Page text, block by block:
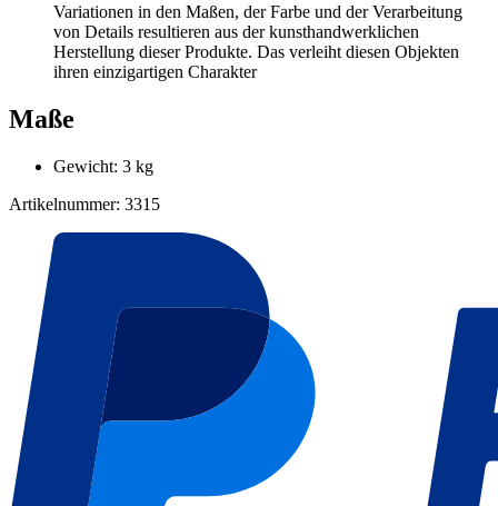
Variationen in den Maßen, der Farbe und der Verarbeitung
von Details resultieren aus der kunsthandwerklichen
Herstellung dieser Produkte. Das verleiht diesen Objekten
ihren einzigartigen Charakter
Maße
Gewicht: 3 kg
Artikelnummer: 3315